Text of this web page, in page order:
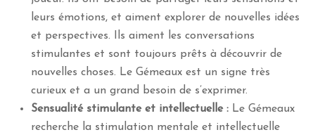
leurs émotions, et aiment explorer de nouvelles idées
et perspectives. Ils aiment les conversations
stimulantes et sont toujours prêts à découvrir de
nouvelles choses. Le Gémeaux est un signe très
curieux et a un grand besoin de s’exprimer.
Sensualité stimulante et intellectuelle : Le Gémeaux
recherche la stimulation mentale et intellectuelle